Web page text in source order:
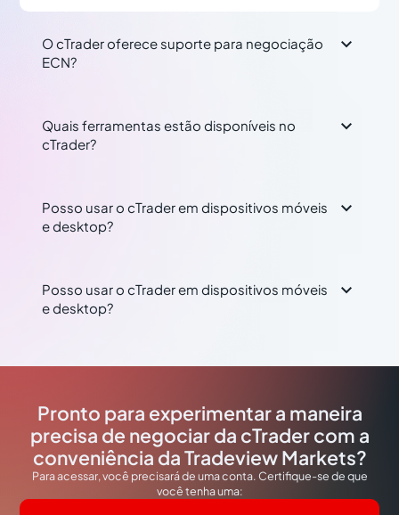
O cTrader oferece suporte para negociação
ECN?

Quais ferramentas estão disponíveis no
cTrader?

Posso usar o cTrader em dispositivos móveis
e desktop?

Posso usar o cTrader em dispositivos móveis
e desktop?

Pronto para experimentar a maneira
precisa de negociar da cTrader com a
conveniência da Tradeview Markets?
Para acessar, você precisará de uma conta. Certifique-se de que
você tenha uma: